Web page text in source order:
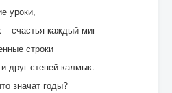
уроки,
– счастья каждый миг
строки
друг степей калмык.
значат годы?